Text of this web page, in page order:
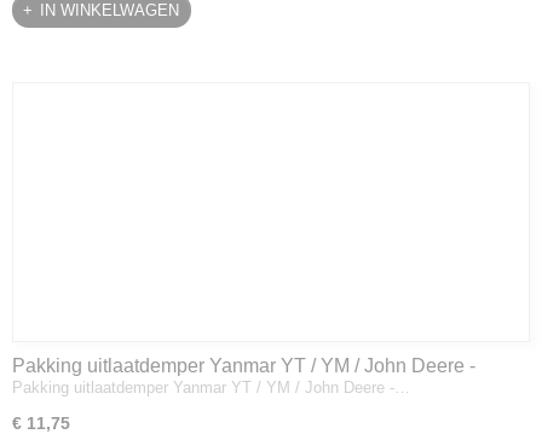
IN WINKELWAGEN
Pakking uitlaatdemper Yanmar YT / YM / John Deere -
128300-13230
Pakking uitlaatdemper Yanmar YT / YM / John Deere -…
€ 11,75